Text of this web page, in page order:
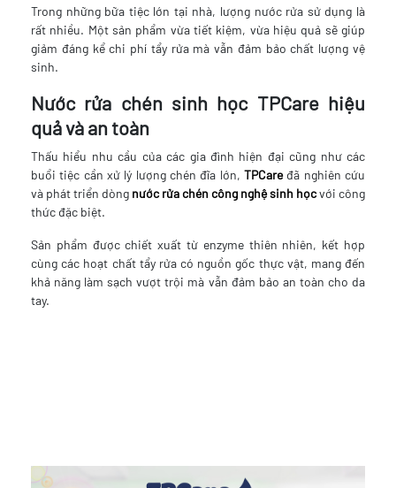
Trong những bữa tiệc lớn tại nhà, lượng nước rửa sử dụng là
rất nhiều. Một sản phẩm vừa tiết kiệm, vừa hiệu quả sẽ giúp
giảm đáng kể chi phí tẩy rửa mà vẫn đảm bảo chất lượng vệ
sinh.
Nước rửa chén sinh học TPCare hiệu
quả và an toàn
Thấu hiểu nhu cầu của các gia đình hiện đại cũng như các
buổi tiệc cần xử lý lượng chén đĩa lớn, TPCaređã nghiên cứu
và phát triển dòng nước rửa chén công nghệ sinh họcvới công
thức đặc biệt.
Sản phẩm được chiết xuất từ enzyme thiên nhiên, kết hợp
cùng các hoạt chất tẩy rửa có nguồn gốc thực vật, mang đến
khả năng làm sạch vượt trội mà vẫn đảm bảo an toàn cho da
tay.